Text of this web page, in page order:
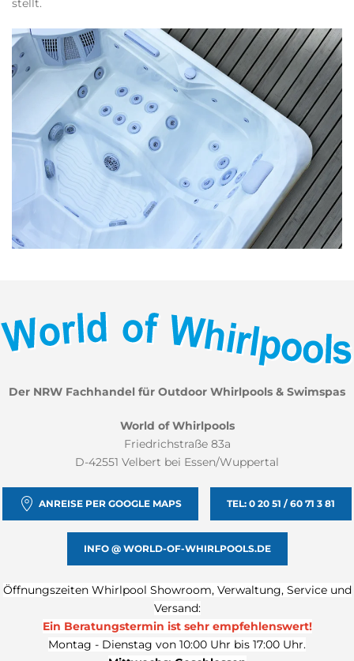
stellt.
Der NRW Fachhandel für Outdoor Whirlpools & Swimspas
World of Whirlpools
Friedrichstraße 83a
D-42551 Velbert bei Essen/Wuppertal
ANREISE PER GOOGLE MAPS TEL: 0 20 51 / 60 71 3 81
INFO @ WORLD-OF-WHIRLPOOLS.DE
Öffnungszeiten Whirlpool Showroom, Verwaltung, Service und
Versand:
Ein Beratungstermin ist sehr empfehlenswert!
Montag - Dienstag von 10:00 Uhr bis 17:00 Uhr.